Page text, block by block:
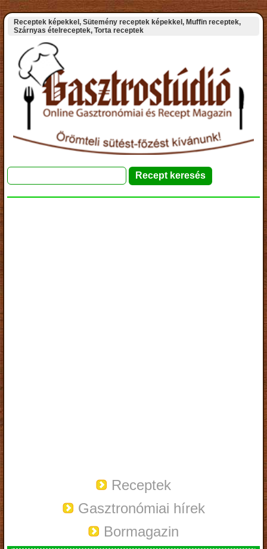
Receptek képekkel, Sütemény receptek képekkel, Muffin receptek,
Szárnyas ételreceptek, Torta receptek
Receptek
Gasztronómiai hírek
Bormagazin